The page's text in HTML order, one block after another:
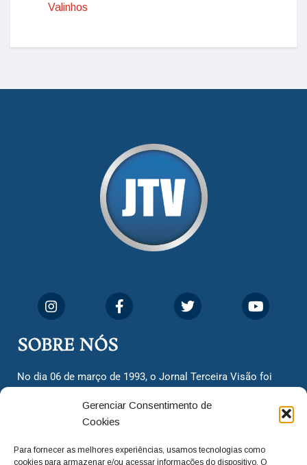
Gerenciar Consentimento de
Cookies
Para fornecer as melhores experiências, usamos tecnologias como
cookies para armazenar e/ou acessar informações do dispositivo. O
Valinhos
SOBRE NÓS
No dia 06 de março de 1993, o Jornal Terceira Visão foi
cidadãos valinhenses, já que naquela época só existiam
dois jornais. Há mais de 30 anos, o jornal continua
com o foco de trazer as melhores notícias. Nunca